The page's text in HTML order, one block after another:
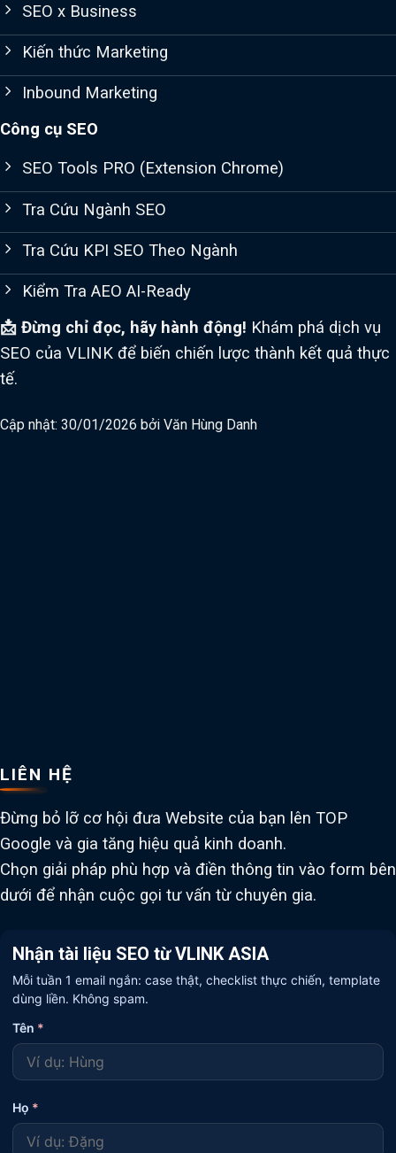
SEO x Business
Kiến thức Marketing
Inbound Marketing
Công cụ SEO
SEO Tools PRO (Extension Chrome)
Tra Cứu Ngành SEO
Tra Cứu KPI SEO Theo Ngành
Kiểm Tra AEO AI-Ready
📩 Đừng chỉ đọc, hãy hành động! Khám phá dịch vụ
SEO của VLINK để biến chiến lược thành kết quả thực
tế.
Cập nhật: 30/01/2026 bởi Văn Hùng Danh
LIÊN HỆ
Đừng bỏ lỡ cơ hội đưa Website của bạn lên TOP
Google và gia tăng hiệu quả kinh doanh.
Chọn giải pháp phù hợp và điền thông tin vào form bên
dưới để nhận cuộc gọi tư vấn từ chuyên gia.
Nhận tài liệu SEO từ VLINK ASIA
Mỗi tuần 1 email ngắn: case thật, checklist thực chiến, template
dùng liền. Không spam.
Tên *
Họ *